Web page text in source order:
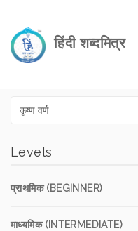
हिंदी शब्दमित्र
Levels
प्राथमिक (BEGINNER)
माध्यमिक (INTERMEDIATE)